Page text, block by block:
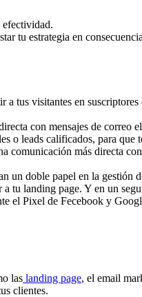
efectividad.
tu estrategia en
a tus visitantes en suscriptores
con mensajes de correo
o leads calificados, para que
comunicación más directa
un doble papel en la gestión
tu landing page. Y en un
el Pixel de Fecebook y
las landing page, el email
clientes.